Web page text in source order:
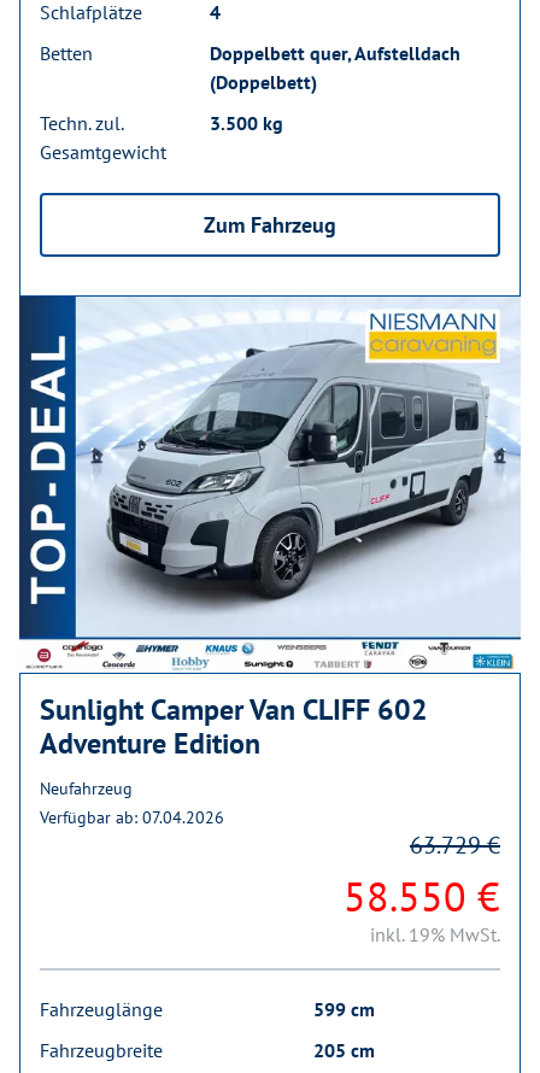
Schlafplätze
4
Betten
Doppelbett quer, Aufstelldach
(Doppelbett)
Techn. zul.
Gesamtgewicht
3.500 kg
Zum Fahrzeug
Sunlight Camper Van CLIFF 602
Adventure Edition
Neufahrzeug
Verfügbar ab: 07.04.2026
58.550 €
63.729 €
inkl. 19% MwSt.
Fahrzeuglänge
599 cm
Fahrzeugbreite
205 cm